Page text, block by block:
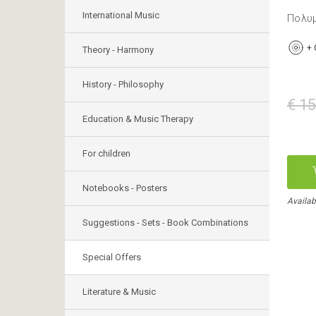
International Music
Theory - Harmony
History - Philosophy
Education & Music Therapy
For children
Notebooks - Posters
Suggestions - Sets - Book Combinations
Special Offers
Literature & Music
+
€